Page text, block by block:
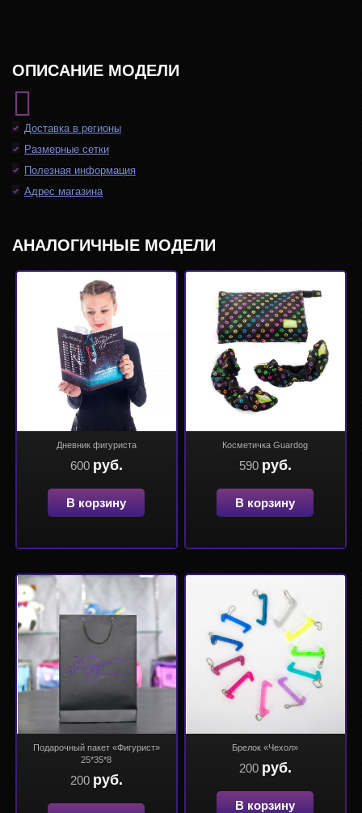
ОПИСАНИЕ МОДЕЛИ
Доставка в регионы
Размерные сетки
Полезная информация
Адрес магазина
АНАЛОГИЧНЫЕ МОДЕЛИ
Дневник фигуриста
600 руб.
В корзину
Косметичка Guardog
590 руб.
В корзину
Подарочный пакет «Фигурист»
25*35*8
200 руб.
Брелок «Чехол»
200 руб.
В корзину